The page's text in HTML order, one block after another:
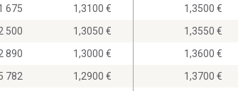
675
1,3100
500
1,3050
890
1,3000
782
1,2900
1,3500
1,3550
1,3600
1,3700